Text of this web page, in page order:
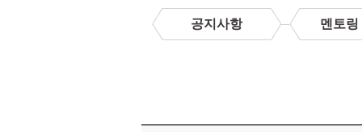
공지사항 멘토링